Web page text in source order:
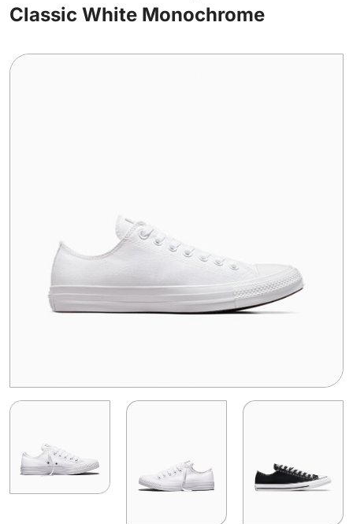
Classic White Monochrome